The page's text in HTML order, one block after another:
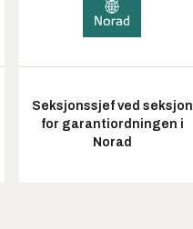
Seksjonssjef ved seksjon
for garantiordningen i
Norad